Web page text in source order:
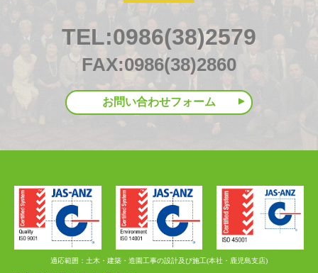
TEL:0986(38)2579
FAX:0986(38)2860
お問い合わせフォーム
適応範囲：土木・建築・造園工事の設計及び施工(本社・鹿児島支店)